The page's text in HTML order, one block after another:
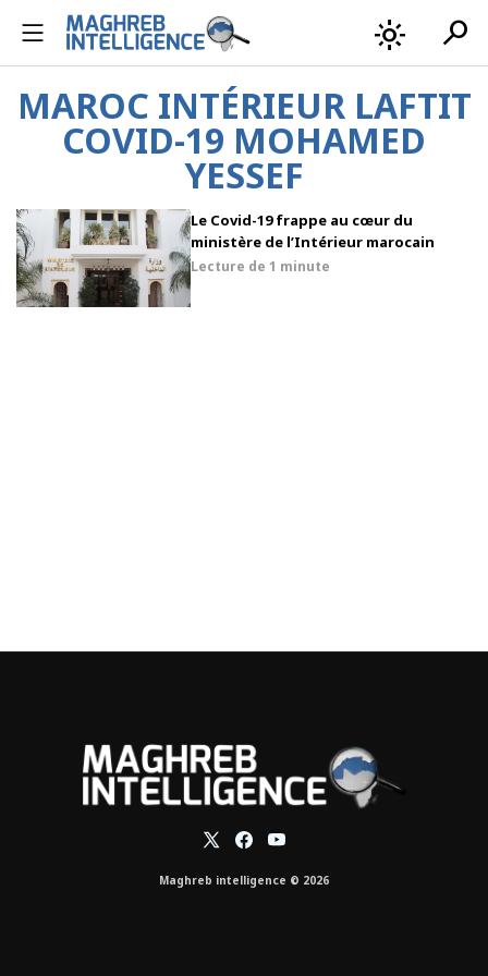
light_mode search
MAROC INTÉRIEUR LAFTIT
COVID-19 MOHAMED
YESSEF
Le Covid-19 frappe au cœur du
ministère de l’Intérieur marocain
Lecture de 1 minute
Maghreb intelligence © 2026